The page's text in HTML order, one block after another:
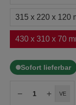
315 x 220 x 120
430 x 310 x 70
Sofort lieferbar
VE